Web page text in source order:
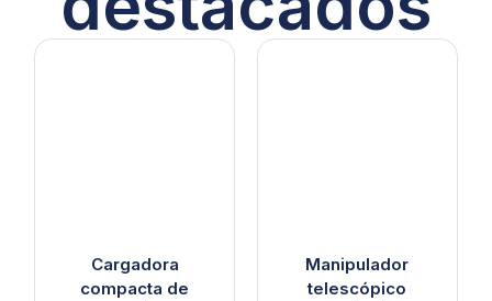
Cargadora
compacta de
Manipulador
telescópico